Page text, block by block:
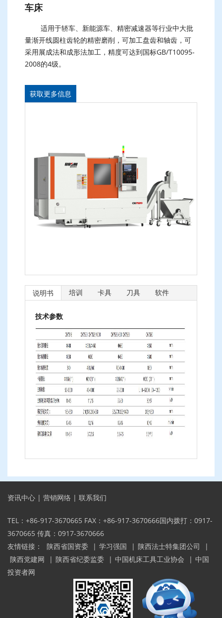
车床
适用于轿车、新能源车、精密减速器等行业中大批
量渐开线圆柱齿轮的精密磨削，可加工盘齿和轴齿，可
采用展成法和成形法加工，精度可达到国标GB/T10095-
2008的4级。
获取更多信息
说明书 培训 卡具 刀具 软件
技术参数
资讯中心 | 营销网络 | 联系我们
TEL：+86-917-3670665 FAX：+86-917-3670666国内拨打：0917-
3670665 传真：0917-3670666
友情链接：
陕西省国资委 | 学习强国 | 陕西法士特集团公司
|
陕西党建网
| 陕西省纪委监委 | 中国机床工具工业协会 | 中国
投资者网